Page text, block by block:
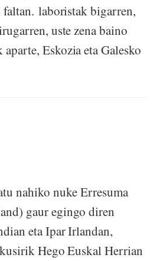
faltan. laboristak bigarren,
uste zena baino
Eskozia eta Galesko
nahiko nuke Erresuma
gaur egingo diren
eta Ipar Irlandan,
Hego Euskal Herrian